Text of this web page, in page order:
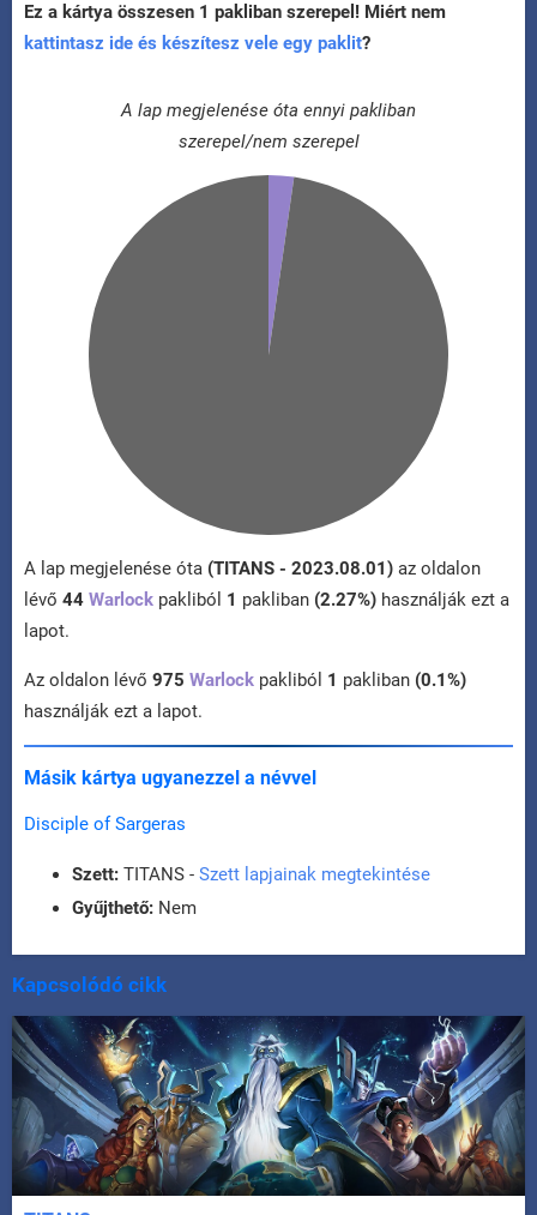
Ez a kártya összesen 1 pakliban szerepel! Miért nem
kattintasz ide és készítesz vele egy paklit?
A lap megjelenése óta ennyi pakliban
szerepel/nem szerepel
A lap megjelenése óta (TITANS - 2023.08.01) az oldalon
lévő 44 Warlock pakliból 1 pakliban (2.27%) használják ezt a
lapot.
Az oldalon lévő 975 Warlock pakliból 1 pakliban (0.1%)
használják ezt a lapot.
Másik kártya ugyanezzel a névvel
Disciple of Sargeras
Szett: TITANS - Szett lapjainak megtekintése
Gyűjthető: Nem
Kapcsolódó cikk